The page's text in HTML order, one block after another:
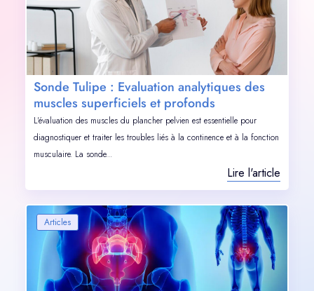
Sonde Tulipe : Evaluation analytiques des
muscles superficiels et profonds
L'évaluation des muscles du plancher pelvien est essentielle pour
diagnostiquer et traiter les troubles liés à la continence et à la fonction
musculaire. La sonde...
Lire l'article
Articles